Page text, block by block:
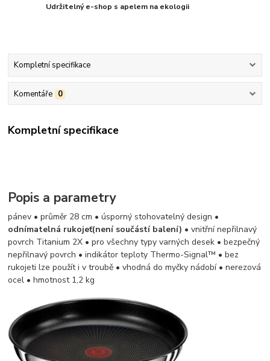
Udržitelný e-shop s apelem na ekologii
Kompletní specifikace
Komentáře 0
Kompletní specifikace
Popis a parametry
pánev • průměr 28 cm • úsporný stohovatelný design •
odnímatelná rukojeť(není součástí balení) • vnitřní nepřilnavý
povrch Titanium 2X • pro všechny typy varných desek • bezpečný
nepřilnavý povrch • indikátor teploty Thermo-Signal™ • bez
rukojeti lze použít i v troubě • vhodná do myčky nádobí • nerezová
ocel • hmotnost 1,2 kg